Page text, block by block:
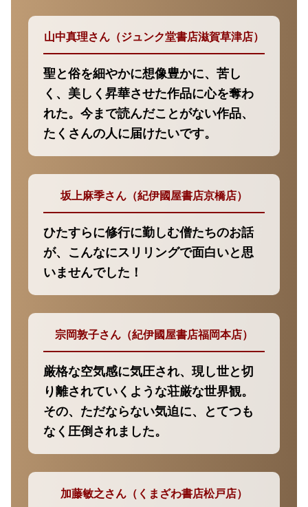
山中真理さん（ジュンク堂書店滋賀草津店）
聖と俗を細やかに想像豊かに、苦し
く、美しく昇華させた作品に心を奪わ
れた。今まで読んだことがない作品、
たくさんの人に届けたいです。
坂上麻季さん（紀伊國屋書店京橋店）
ひたすらに修行に勤しむ僧たちのお話
が、こんなにスリリングで面白いと思
いませんでした！
宗岡敦子さん（紀伊國屋書店福岡本店）
厳格な空気感に気圧され、現し世と切
り離されていくような荘厳な世界観。
その、ただならない気迫に、とてつも
なく圧倒されました。
加藤敏之さん（くまざわ書店松戸店）